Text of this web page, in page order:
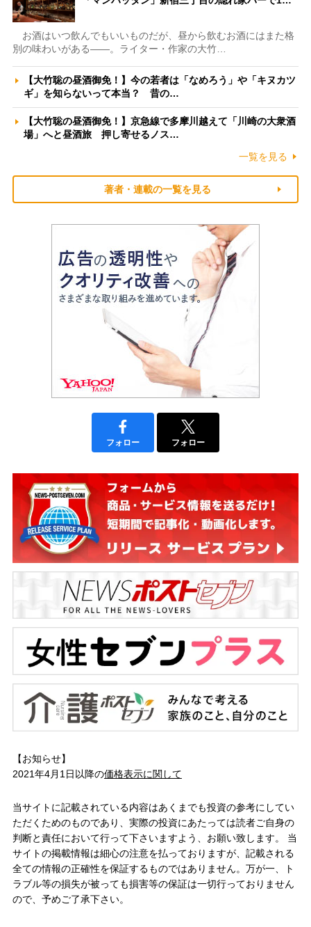
お酒はいつ飲んでもいいものだが、昼から飲むお酒にはまた格
別の味わいがある――。ライター・作家の大竹…
【大竹聡の昼酒御免！】今の若者は「なめろう」や「キヌカツ
ギ」を知らないって本当？ 昔の…
【大竹聡の昼酒御免！】京急線で多摩川越えて「川崎の大衆酒
場」へと昼酒旅 押し寄せるノス…
一覧を見る
著者・連載の一覧を見る
フォロー フォロー
【お知らせ】
2021年4月1日以降の価格表示に関して
当サイトに記載されている内容はあくまでも投資の参考にしてい
ただくためのものであり、実際の投資にあたっては読者ご自身の
判断と責任において行って下さいますよう、お願い致します。 当
サイトの掲載情報は細心の注意を払っておりますが、記載される
全ての情報の正確性を保証するものではありません。万が一、ト
ラブル等の損失が被っても損害等の保証は一切行っておりません
ので、予めご了承下さい。